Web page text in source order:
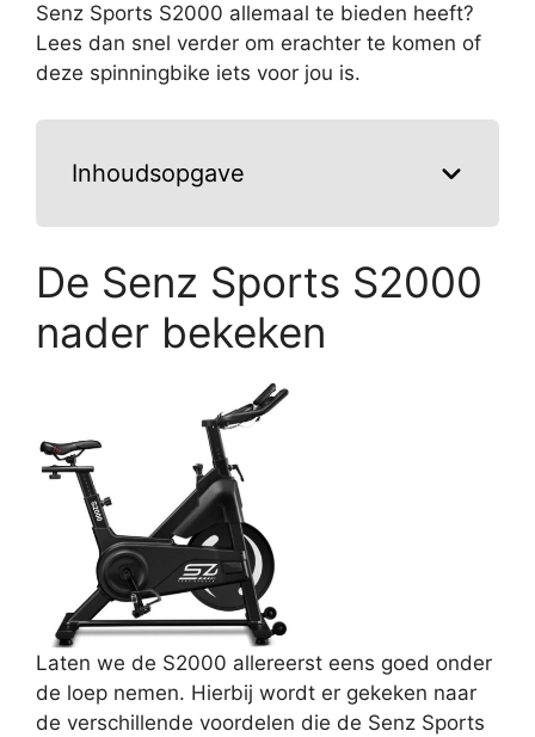
Senz Sports S2000 allemaal te bieden heeft?
Lees dan snel verder om erachter te komen of
deze spinningbike iets voor jou is.
Inhoudsopgave
De Senz Sports S2000
nader bekeken
Laten we de S2000 allereerst eens goed onder
de loep nemen. Hierbij wordt er gekeken naar
de verschillende voordelen die de Senz Sports